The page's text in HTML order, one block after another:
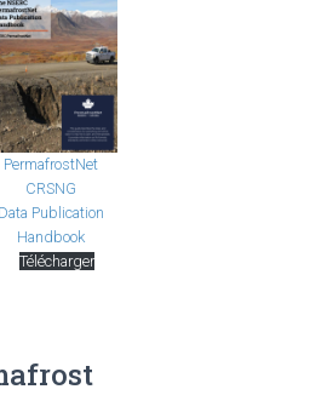
PermafrostNet
CRSNG
Data Publication
Handbook
Télécharger